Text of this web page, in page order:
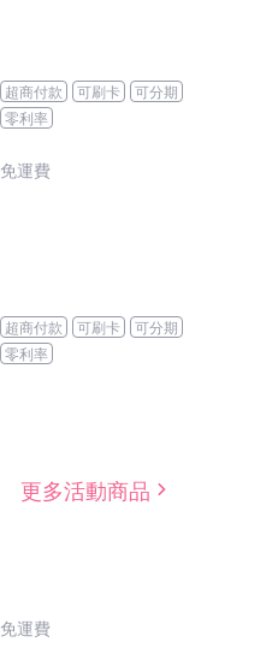
超商付款 可刷卡
可分期
零利率
免運費
超商付款 可刷卡
可分期
零利率
更多活動商品
免運費